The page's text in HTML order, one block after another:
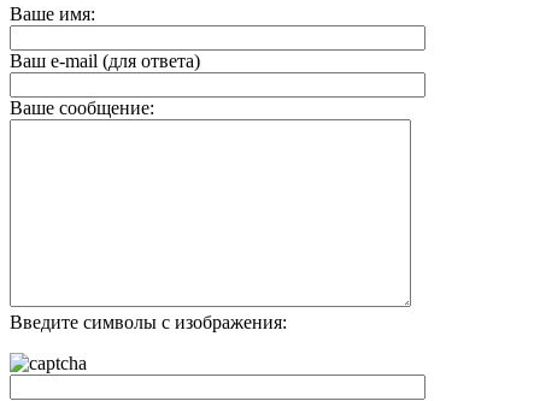
Ваше имя:
Ваш e-mail (для ответа)
Ваше сообщение:
Введите символы с изображения: